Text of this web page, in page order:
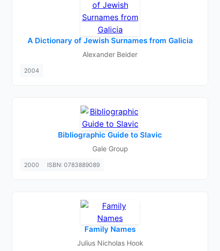
A Dictionary of Jewish Surnames from Galicia
Alexander Beider
2004
Bibliographic Guide to Slavic
Gale Group
2000 ISBN: 0783889089
Family Names
Julius Nicholas Hook